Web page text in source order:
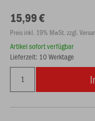
15,99 €
Preis inkl. 19% MwSt. zzgl.
Artikel sofort verfügbar
Lieferzeit: 10 Werktage